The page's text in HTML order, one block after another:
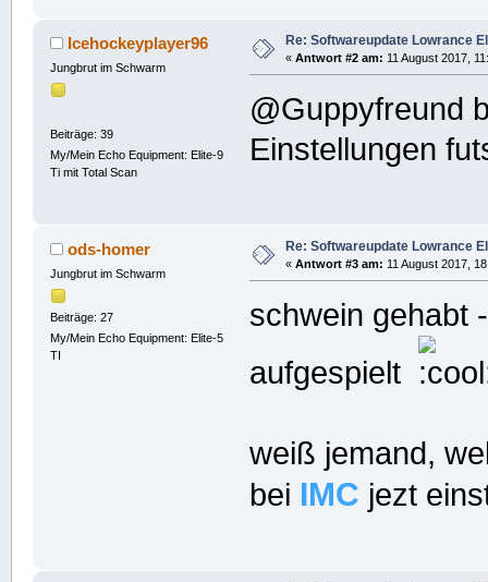
Icehockeyplayer96
Jungbrut im Schwarm
Beiträge: 39
My/Mein Echo Equipment: Elite-9
Ti mit Total Scan
Re: Softwareupdate Lowrance
« Antwort #2 am: 11 August 2017,
@Guppyfreund
Einstellungen
ods-homer
Jungbrut im Schwarm
Beiträge: 27
My/Mein Echo Equipment: Elite-5
TI
Re: Softwareupdate Lowrance
« Antwort #3 am: 11 August 2017,
schwein gehabt
aufgespielt
weiß jemand,
bei IMC jezt